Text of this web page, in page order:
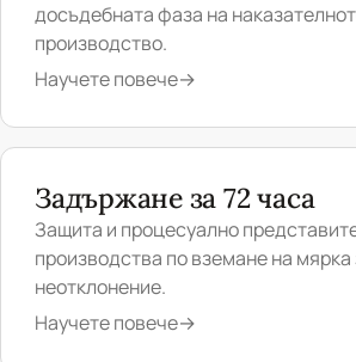
досъдебната фаза на
производство.
Научете повече→
Задържане за 72 часа
Защита и процесуално
производства по вземане на мярка
неотклонение.
Научете повече→